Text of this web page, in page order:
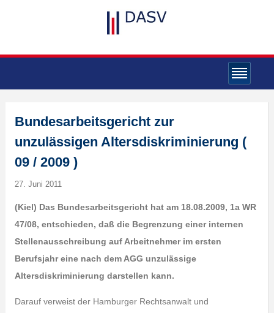
Bundesarbeitsgericht zur
unzulässigen Altersdiskriminierung (
09 / 2009 )
27. Juni 2011
(Kiel) Das Bundesarbeitsgericht hat am 18.08.2009, 1a WR
47/08, entschieden, daß die Begrenzung einer internen
Stellenausschreibung auf Arbeitnehmer im ersten
Berufsjahr eine nach dem AGG unzulässige
Altersdiskriminierung darstellen kann.
Darauf verweist der Hamburger Rechtsanwalt und